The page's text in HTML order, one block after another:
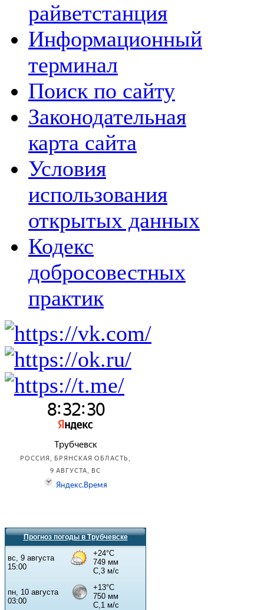
райветстанция
Информационный
терминал
Поиск по сайту
Законодательная
карта сайта
Условия
использования
открытых данных
Кодекс
добросовестных
практик
Прогноз погоды в Трубчевске